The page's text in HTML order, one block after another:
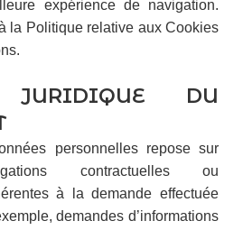
expérience de navigation.
la Politique relative aux Cookies
DU
personnelles repose sur
contractuelles ou
à la demande effectuée
demandes d’informations